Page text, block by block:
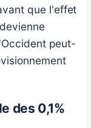
que l'effet
peut-
des 0,1%